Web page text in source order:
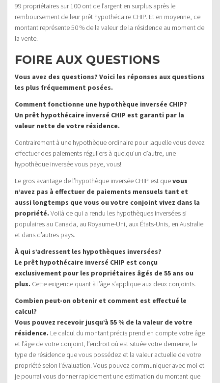
99 propriétaires sur 100 ont de l’argent en surplus après le
remboursement de leur prêt hypothécaire CHIP. Et en moyenne, ce
montant représente 50 % de la valeur de la résidence au moment de
la vente.
FOIRE AUX QUESTIONS
Vous avez des questions? Voici les réponses aux questions
les plus fréquemment posées.
Comment fonctionne une hypothèque inversée CHIP?
Un prêt hypothécaire inversé CHIP est garanti par la
valeur nette de votre résidence.
Contrairement à une hypothèque ordinaire pour laquelle vous devez
effectuer des paiements réguliers à quelqu’un d’autre, une
hypothèque inversée vous paye, vous!
Le gros avantage de l’hypothèque inversée CHIP est quevous
n’avez pas à effectuer de paiements mensuels tant et
aussi longtemps que vous ou votre conjoint vivez dans la
propriété. Voilà ce qui a rendu les hypothèques inversées si
populaires au Canada, au Royaume-Uni, aux États-Unis, en Australie
et dans d’autres pays.
À qui s’adressent les hypothèques inversées?
Le prêt hypothécaire inversé CHIP est conçu
exclusivement pour les propriétaires âgés de 55 ans ou
plus. Cette exigence quant à l’âge s’applique aux deux conjoints.
Combien peut-on obtenir et comment est effectué le
calcul?
Vous pouvez recevoir jusqu’à 55 % de la valeur de votre
résidence. Le calcul du montant précis prend en compte votre âge
et l’âge de votre conjoint, l’endroit où est située votre demeure, le
type de résidence que vous possédez et la valeur actuelle de votre
propriété selon l’évaluation. Vous pouvez communiquer avec moi et
je pourrai vous donner rapidement une estimation du montant que